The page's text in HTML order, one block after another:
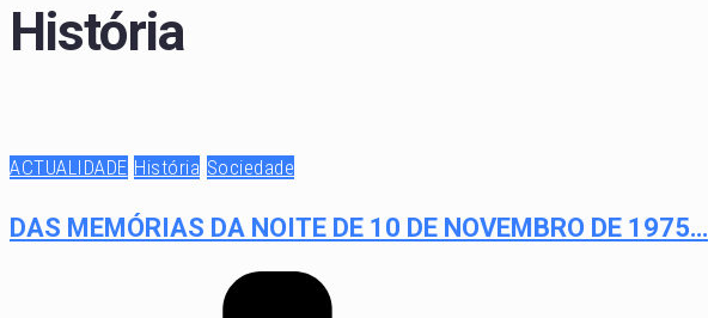
História
ACTUALIDADE História Sociedade
DAS MEMÓRIAS DA NOITE DE 10 DE NOVEMBRO DE 1975…